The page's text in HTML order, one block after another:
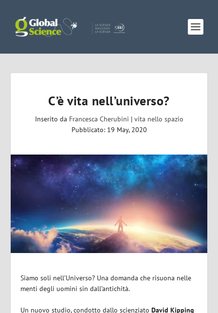
C’è vita nell’universo?
Inserito da Francesca Cherubini | vita nello spazio
Pubblicato: 19 May, 2020
Siamo soli nell’Universo? Una domanda che risuona nelle
menti degli uomini sin dall’antichità.
Un nuovo studio, condotto dallo scienziatoDavid Kipping